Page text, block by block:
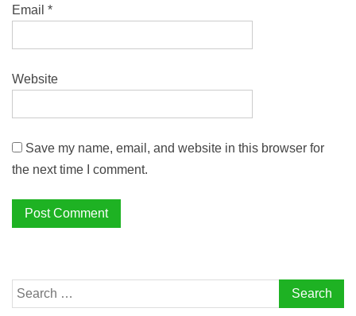
Email *
Website
Save my name, email, and website in this browser for
the next time I comment.
Search
for: